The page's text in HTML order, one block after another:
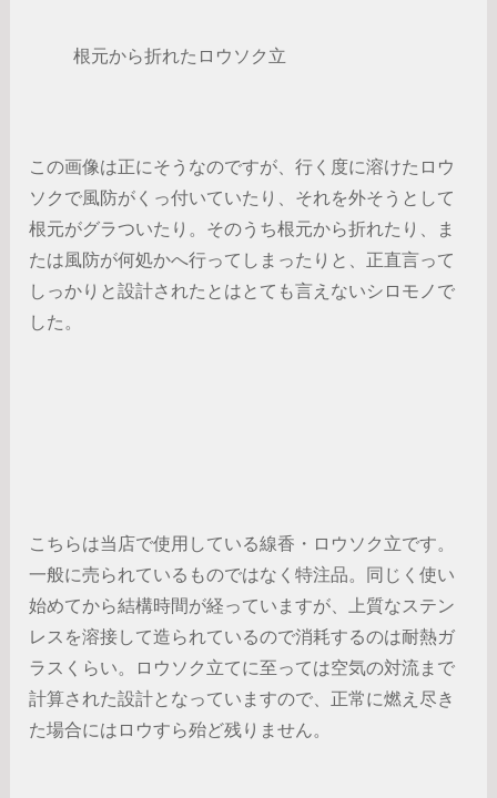
根元から折れたロウソク立
この画像は正にそうなのですが、行く度に溶けたロウ
ソクで風防がくっ付いていたり、それを外そうとして
根元がグラついたり。そのうち根元から折れたり、ま
たは風防が何処かへ行ってしまったりと、正直言って
しっかりと設計されたとはとても言えないシロモノで
した。
こちらは当店で使用している線香・ロウソク立です。
一般に売られているものではなく特注品。同じく使い
始めてから結構時間が経っていますが、上質なステン
レスを溶接して造られているので消耗するのは耐熱ガ
ラスくらい。ロウソク立てに至っては空気の対流まで
計算された設計となっていますので、正常に燃え尽き
た場合にはロウすら殆ど残りません。